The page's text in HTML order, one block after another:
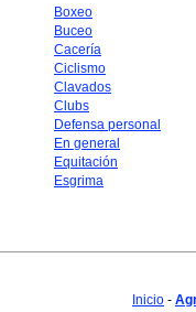
Boxeo
Buceo
Cacería
Ciclismo
Clavados
Clubs
Defensa personal
En general
Equitación
Esgrima
Inicio -